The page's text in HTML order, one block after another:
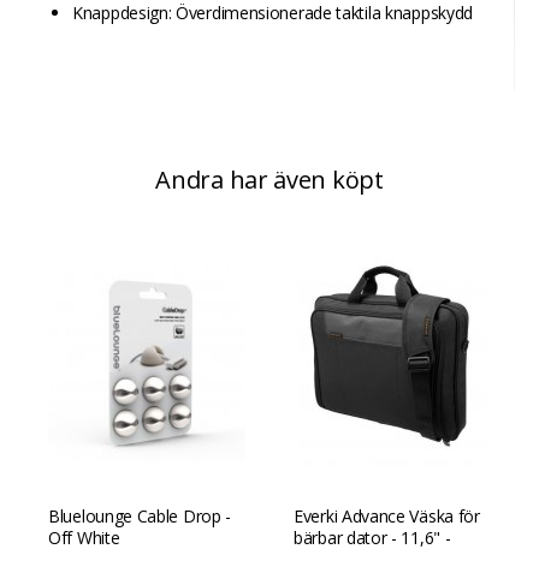
Knappdesign: Överdimensionerade taktila knappskydd
Andra har även köpt
Bluelounge Cable Drop -
Off White
Everki Advance Väska för
bärbar dator - 11,6" -